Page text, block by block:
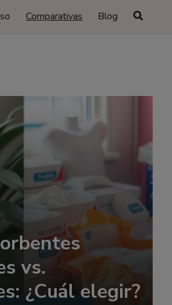
Comparativas Blog
vs.
¿Cuál elegir?